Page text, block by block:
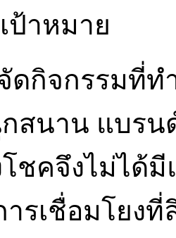
ป้าหมาย
ดกิจกรรมที่
สนาน แบรน
ชคจึงไม่ได้มี
ารเชื่อมโยง